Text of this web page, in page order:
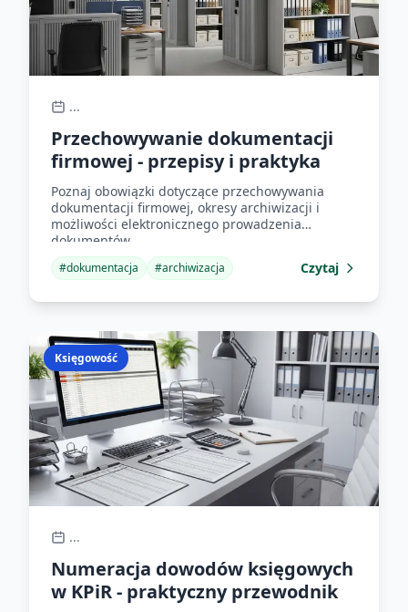
...
Przechowywanie dokumentacji
firmowej - przepisy i praktyka
Poznaj obowiązki dotyczące przechowywania
dokumentacji firmowej, okresy archiwizacji i
możliwości elektronicznego prowadzenia
dokumentów.
#dokumentacja #archiwizacja Czytaj
Księgowość
...
Numeracja dowodów księgowych
w KPiR - praktyczny przewodnik